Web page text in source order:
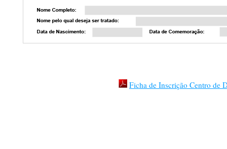
Ficha de Inscrição Centro de